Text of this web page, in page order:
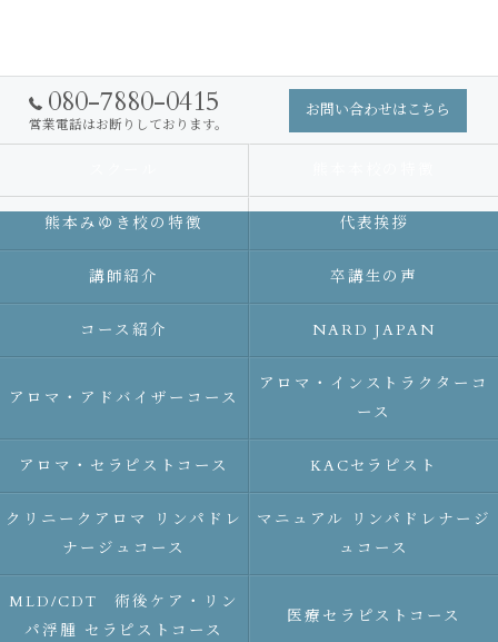
080-7880-0415
営業電話はお断りしております。
お問い合わせはこちら
熊本みゆき校の特徴 代表挨拶
講師紹介 卒講生の声
コース紹介 NARD JAPAN
アロマ・アドバイザーコース
アロマ・インストラクターコ
ース
アロマ・セラピストコース KACセラピスト
クリニークアロマ リンパドレ
ナージュコース
マニュアル リンパドレナージ
ュコース
MLD/CDT 術後ケア・リン
パ浮腫 セラピストコース
医療セラピストコース